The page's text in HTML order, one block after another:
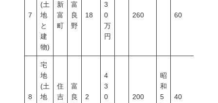
7
(土
地
と
建
物)
新
富
町
富
良
野
18
3
0
万
円
260 60
8
宅
地
(土
地
住
吉
富
良
2
4
3
0
200
昭
和
5
40